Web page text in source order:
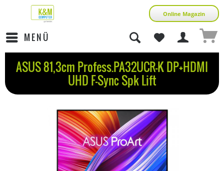
Online Magazin
MENÜ
ASUS 81,3cm Profess.PA32UCR-K DP+HDMI
UHD F-Sync Spk Lift